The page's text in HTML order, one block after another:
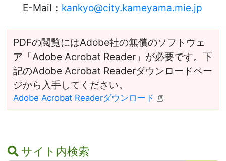
E-Mail： kankyo@city.kameyama.mie.jp
PDFの閲覧にはAdobe社の無償のソフトウェ
ア「Adobe Acrobat Reader」が必要です。下
記のAdobe Acrobat Readerダウンロードペー
ジから入手してください。
Adobe Acrobat Readerダウンロード
サイト内検索